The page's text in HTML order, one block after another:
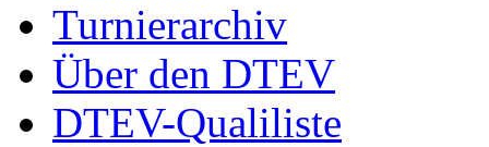
Turnierarchiv
Über den DTEV
DTEV-Qualiliste